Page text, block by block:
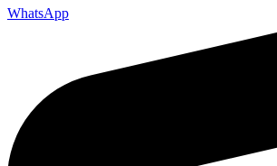
WhatsApp